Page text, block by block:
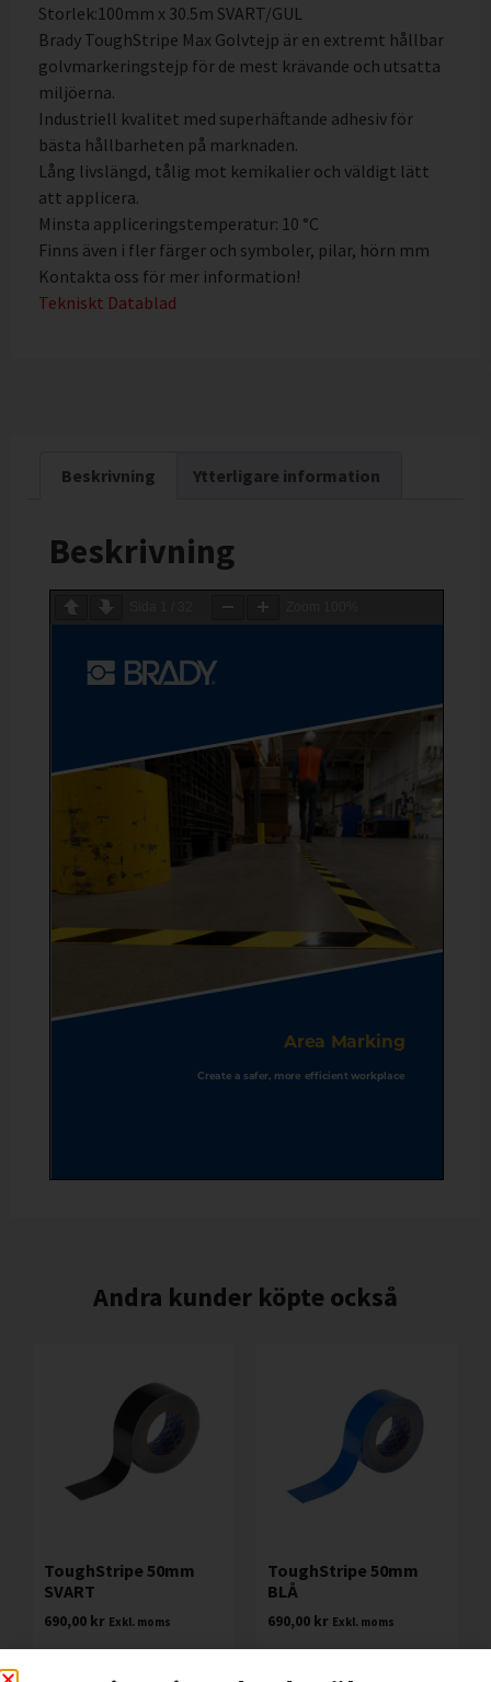
Storlek:100mm x 30.5m SVART/GUL
Brady ToughStripe Max Golvtejp är en extremt hållbar
golvmarkeringstejp för de mest krävande och utsatta
miljöerna.
Industriell kvalitet med superhäftande adhesiv för
bästa hållbarheten på marknaden.
Lång livslängd, tålig mot kemikalier och väldigt lätt
att applicera.
Minsta appliceringstemperatur: 10 °C
Finns även i fler färger och symboler, pilar, hörn mm
Kontakta oss för mer information!
Tekniskt Datablad
Beskrivning Ytterligare information
Beskrivning
Andra kunder köpte också
ToughStripe 50mm
SVART
690,00 kr Exkl. moms
ToughStripe 50mm
BLÅ
690,00 kr Exkl. moms